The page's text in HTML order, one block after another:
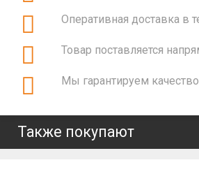
Оперативная доставка в
Товар поставляется
Мы гарантируем
Также покупают